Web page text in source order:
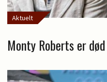
Aktuelt
Monty Roberts er død